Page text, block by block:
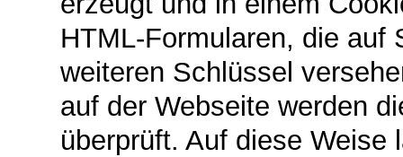
HTML-Formularen, die auf
weiteren Schlüssel
auf der Webseite werden
überprüft. Auf diese Weise